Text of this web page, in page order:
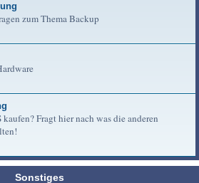
zum Thema Backup
Fragt hier nach was die anderen
Sonstiges